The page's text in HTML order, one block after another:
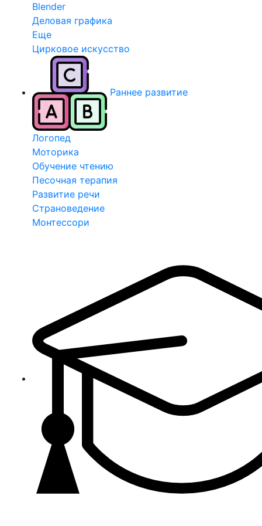
Blender
Деловая графика
Еще
Цирковое искусство
Раннее развитие
Логопед
Моторика
Обучение чтению
Песочная терапия
Развитие речи
Страноведение
Монтессори